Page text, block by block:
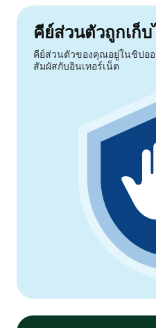
คีย์ส่วนตัวถูกเก็
คีย์ส่วนตัวของคุณอยู่ในชิปอ
สัมผัสกับอินเทอร์เน็ต